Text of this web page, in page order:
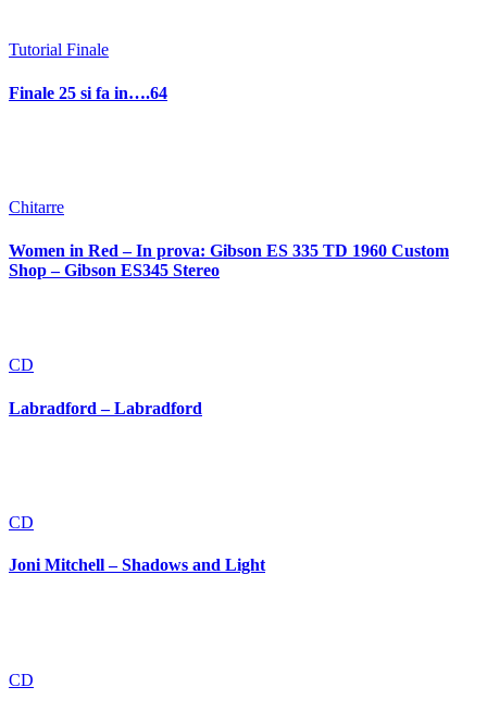
Tutorial Finale
Finale 25 si fa in….64
Chitarre
Women in Red – In prova: Gibson ES 335 TD 1960 Custom
Shop – Gibson ES345 Stereo
CD
Labradford – Labradford
CD
Joni Mitchell – Shadows and Light
CD